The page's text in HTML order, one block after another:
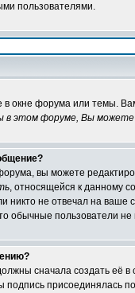
пользователями.
в окне форума или темы.
этом форуме, Вы можете
вы можете
, относящейся к данному
никто не отвечал на
обычные пользователи
сначала создать её
присоединялась